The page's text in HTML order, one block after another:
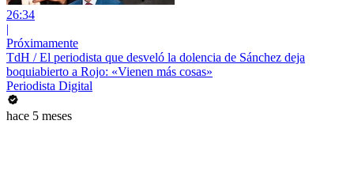
26:34
|
Próximamente
TdH / El periodista que desveló la dolencia de Sánchez deja
boquiabierto a Rojo: «Vienen más cosas»
Periodista Digital
hace 5 meses